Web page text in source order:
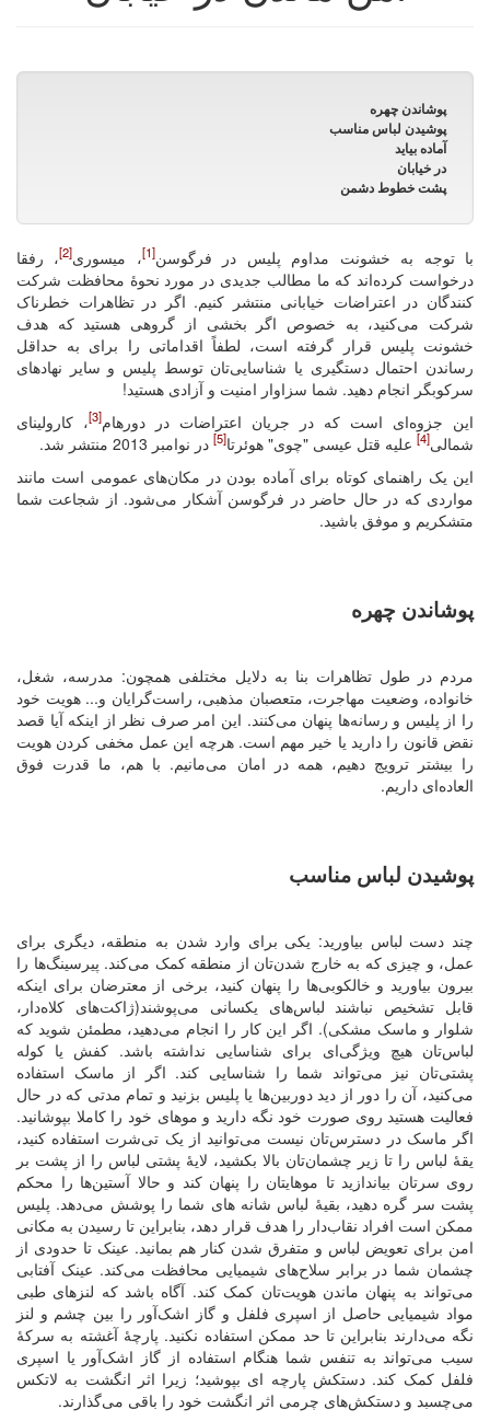
پوشاندن چهره
پوشیدن لباس مناسب
آماده بیاید
در خیابان
پشت خطوط دشمن
با توجه به خشونت مداوم پلیس در فرگوسن[1] ، میسوری[2] ، رفقا
درخواست کرده‌اند که ما مطالب جدیدی در مورد نحوۀ محافظت شرکت
کنندگان در اعتراضات خیابانی منتشر کنیم. اگر در تظاهرات خطرناک
شرکت می‌کنید، به خصوص اگر بخشی از گروهی هستید که هدف
خشونت پلیس قرار گرفته است، لطفاً اقداماتی را برای به حداقل
رساندن احتمال دستگیری یا شناسایی‌تان توسط پلیس و سایر نهادهای
سرکوبگر انجام دهید. شما سزاوار امنیت و آزادی هستید!
این جزوه‌ای است که در جریان اعتراضات در دورهام[3]
، کارولینای
شمالی[4] علیه قتل عیسی "چوی" هوئرتا[5]
در نوامبر 2013 منتشر شد.
این یک راهنمای کوتاه برای آماده بودن در مکان‌های عمومی است مانند
مواردی که در حال حاضر در فرگوسن آشکار می‌شود. از شجاعت شما
متشکریم و موفق باشید.
پوشاندن چهره
مردم در طول تظاهرات بنا به دلایل مختلفی همچون: مدرسه، شغل،
خانواده، وضعیت مهاجرت، متعصبان مذهبی، راست‌گرایان و... هویت خود
را از پلیس و رسانه‌ها پنهان می‌کنند. این امر صرف نظر از اینکه آیا قصد
نقض قانون را دارید یا خیر مهم است. هرچه این عمل مخفی کردن هویت
را بیشتر ترویج دهیم، همه در امان می‌مانیم. با هم، ما قدرت فوق
العاده‌ای داریم.
پوشیدن لباس مناسب
چند دست لباس بیاورید: یکی برای وارد شدن به منطقه، دیگری برای
عمل، و چیزی که به خارج شدن‌تان از منطقه کمک می‌کند. پیرسینگ‌ها را
بیرون بیاورید و خالکوبی‌ها را پنهان کنید، برخی از معترضان برای اینکه
قابل تشخیص نباشند لباس‌های یکسانی می‌پوشند(ژاکت‌های کلاه‌دار،
شلوار و ماسک‌ مشکی). اگر این کار را انجام می‌دهید، مطمئن شوید که
لباس‌تان هیچ ویژگی‌ای برای شناسایی نداشته باشد. کفش یا کوله
پشتی‌تان نیز می‌تواند شما را شناسایی کند. اگر از ماسک استفاده
می‌کنید، آن را دور از دید دوربین‌ها یا پلیس بزنید و تمام مدتی که در حال
فعالیت هستید روی صورت خود نگه دارید و موهای خود را کاملا بپوشانید.
اگر ماسک در دسترس‌تان نیست می‌توانید از یک تی‌شرت استفاده کنید،
یقۀ لباس را تا زیر چشمان‌تان بالا بکشید، لایۀ پشتی لباس را از پشت بر
روی سرتان بیاندازید تا موهایتان را پنهان کند و حالا آستین‌ها را محکم
پشت سر گره دهید، بقیۀ لباس شانه های شما را پوشش می‌دهد. پلیس
ممکن است افراد نقاب‌دار را هدف قرار دهد، بنابراین تا رسیدن به مکانی
امن برای تعویض لباس و متفرق شدن کنار هم بمانید. عینک تا حدودی از
چشمان شما در برابر سلاح‌های شیمیایی محافظت می‌کند. عینک آفتابی
می‌تواند به پنهان ماندن هویت‌تان کمک کند. آگاه باشد که لنزهای طبی
مواد شیمیایی حاصل از اسپری فلفل و گاز اشک‌آور را بین چشم و لنز
نگه‌ می‌دارند بنابراین تا حد ممکن استفاده نکنید. پارچۀ آغشته به سرکۀ
سیب می‌تواند به تنفس شما هنگام استفاده از گاز اشک‌آور یا اسپری
فلفل کمک کند. دستکش پارچه ای بپوشید؛ زیرا اثر انگشت به لاتکس
می‌چسبد و دستکش‌های چرمی اثر انگشت خود را باقی می‌گذارند.